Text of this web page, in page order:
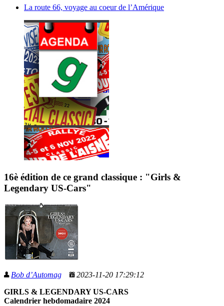
La route 66, voyage au coeur de l’Amérique
16è édition de ce grand classique : "Girls &
Legendary US-Cars"
Bob d’Automag
2023-11-20 17:29:12
GIRLS & LEGENDARY US-CARS
Calendrier hebdomadaire 2024